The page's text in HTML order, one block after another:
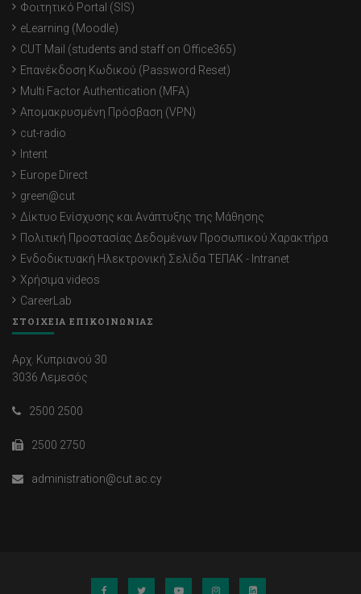
Φοιτητικό Portal (SIS)
eLearning (Moodle)
CUT Mail (students and staff on Office365)
Επανέκδοση Κωδικού (Password Reset)
Multi Factor Authentication (MFA)
Απομακρυσμένη Πρόσβαση (VPN)
cut-radio
Intent
Europe Direct
green@cut
Δίκτυο Ενίσχυσης και Ανάπτυξης της Μάθησης
Πολιτική Προστασίας Δεδομένων Προσωπικού Χαρακτήρα
Ενδοδικτυακή Ηλεκτρονική Σελίδα ΤΕΠΑΚ - Intranet
Χρήσιμα videos
CareerLab
ΣΤΟΙΧΕΙΑ ΕΠΙΚΟΙΝΩΝΙΑΣ
Αρχ. Κυπριανού 30
3036 Λεμεσός
2500 2500
2500 2750
administration@cut.ac.cy